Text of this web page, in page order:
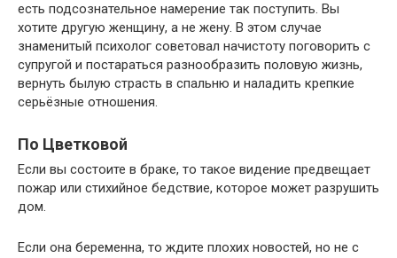
есть подсознательное намерение так поступить. Вы
хотите другую женщину, а не жену. В этом случае
знаменитый психолог советовал начистоту поговорить с
супругой и постараться разнообразить половую жизнь,
вернуть былую страсть в спальню и наладить крепкие
серьёзные отношения.
По Цветковой
Если вы состоите в браке, то такое видение предвещает
пожар или стихийное бедствие, которое может разрушить
дом.
Если она беременна, то ждите плохих новостей, но не с